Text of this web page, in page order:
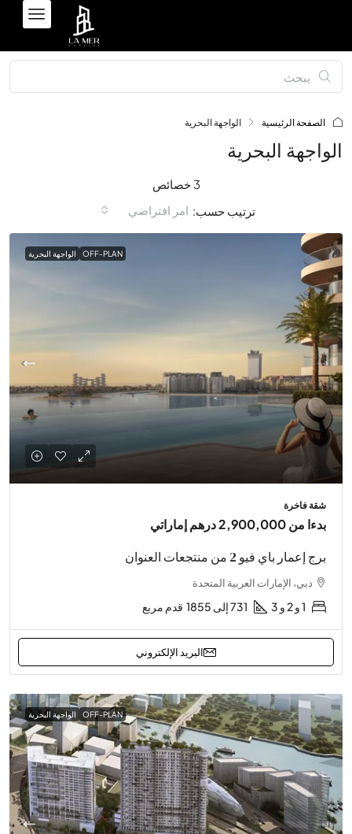
الصفحة الرئيسية الواجهة البحرية
الواجهة البحرية
3 خصائص
ترتيب حسب: امر افتراضي
OFF-PLAN الواجهة البحرية
شقة فاخرة
بدءا من2,900,000 درهم إماراتي
برج إعمار باي فيو 2 من منتجعات العنوان
دبي، الإمارات العربية المتحدة
1 و 2 و 3 731 إلى 1855 قدم مربع
البريد الإلكتروني
OFF-PLAN الواجهة البحرية